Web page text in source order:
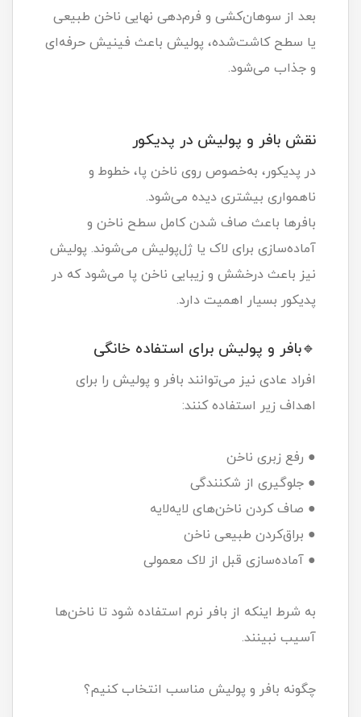
بعد از سوهان‌کشی و فرم‌دهی نهایی ناخن طبیعی
یا سطح کاشت‌شده، پولیش باعث فینیش حرفه‌ای
و جذاب می‌شود.
نقش بافر و پولیش در پدیکور
در پدیکور، به‌خصوص روی ناخن پا، خطوط و
ناهمواری بیشتری دیده می‌شود.
بافرها باعث صاف شدن کامل سطح ناخن و
آماده‌سازی برای لاک یا ژل‌پولیش می‌شوند. پولیش
نیز باعث درخشش و زیبایی ناخن پا می‌شود که در
پدیکور بسیار اهمیت دارد.
🔹بافر و پولیش برای استفاده خانگی
افراد عادی نیز می‌توانند بافر و پولیش را برای
اهداف زیر استفاده کنند:
● رفع زبری ناخن
● جلوگیری از شکنندگی
● صاف کردن ناخن‌های لایه‌لایه
● براق‌کردن طبیعی ناخن
● آماده‌سازی قبل از لاک معمولی
به شرط اینکه از بافر نرم استفاده شود تا ناخن‌ها
آسیب نبینند.
چگونه بافر و پولیش مناسب انتخاب کنیم؟